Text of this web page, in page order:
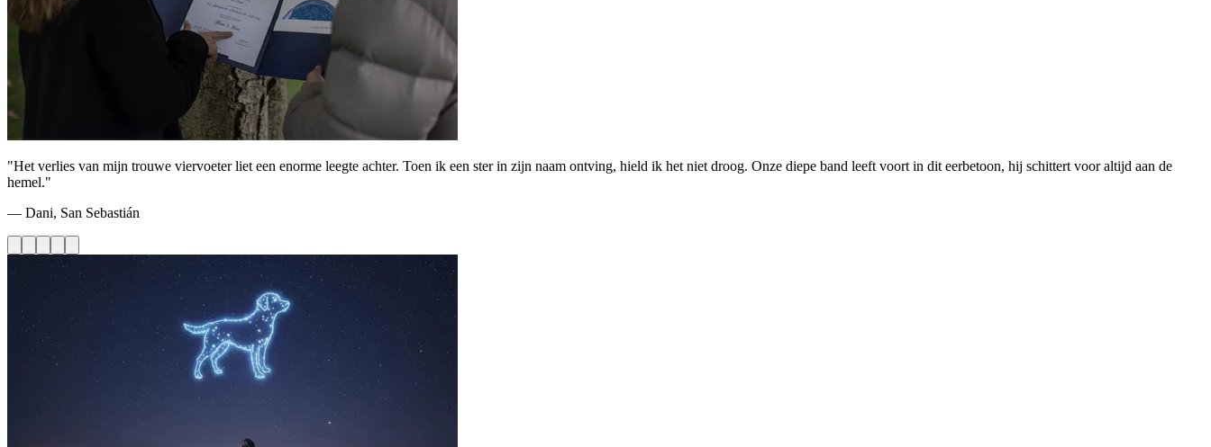
"Het verlies van mijn trouwe viervoeter liet een enorme leegte achter. Toen ik een ster in zijn naam ontving, hield ik het niet droog. Onze diepe band leeft voort in dit eerbetoon, hij schittert voor altijd aan de
hemel."
— Dani, San Sebastián